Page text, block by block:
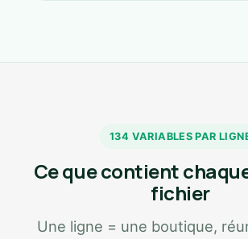
134 VARIABLES PAR
Ce que contient
fichier
Une ligne = une boutique,